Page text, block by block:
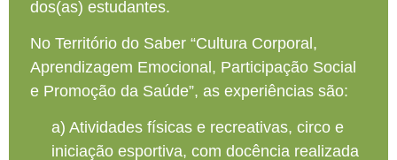
dos(as) estudantes.
No Território do Saber “Cultura Corporal,
Aprendizagem Emocional, Participação Social
e Promoção da Saúde”, as experiências são:
a) Atividades físicas e recreativas, circo e
iniciação esportiva, com docência realizada